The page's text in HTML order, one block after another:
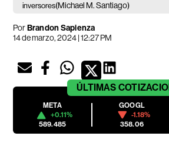
inversores(Michael M. Santiago)
PorBrandon Sapienza
14 de marzo, 2024 | 12:27 PM
ÚLTIMAS
META
+0.11%
589.485
GOOGL
-1.18%
358.06